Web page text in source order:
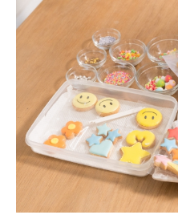
2.5次元
アニメ記事一覧
アニメ映画一覧
今期アニメ曜日別一覧
春アニメ
秋アニメ